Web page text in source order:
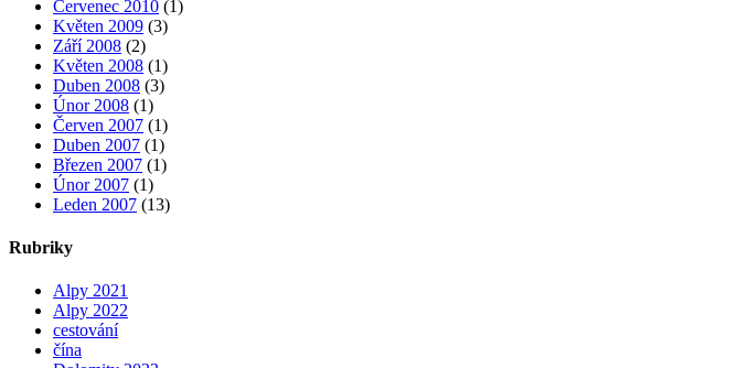
Červenec 2010 (1)
Květen 2009 (3)
Září 2008 (2)
Květen 2008 (1)
Duben 2008 (3)
Únor 2008 (1)
Červen 2007 (1)
Duben 2007 (1)
Březen 2007 (1)
Únor 2007 (1)
Leden 2007 (13)
Rubriky
Alpy 2021
Alpy 2022
cestování
čína